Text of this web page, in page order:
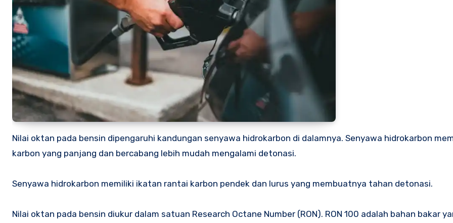
Nilai oktan pada bensin dipengaruhi kandungan senyawa hidrokarbon di dalamnya. Senyawa hidrokarbon
karbon yang panjang dan bercabang lebih mudah mengalami detonasi.
Senyawa hidrokarbon memiliki ikatan rantai karbon pendek dan lurus yang membuatnya tahan detonasi.
Nilai oktan pada bensin diukur dalam satuan Research Octane Number (RON). RON 100 adalah bahan bakar